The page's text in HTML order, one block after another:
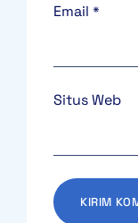
Email *
Situs Web